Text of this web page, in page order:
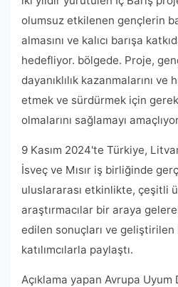
olumsuz etkilenen gençlerin
almasını ve kalıcı barışa
hedefliyor. bölgede. Proje,
dayanıklılık kazanmalarını
etmek ve sürdürmek için
olmalarını sağlamayı
9 Kasım 2024'te Türkiye,
İsveç ve Mısır iş birliğinde
uluslararası etkinlikte, çeşitli
araştırmacılar bir araya
edilen sonuçları ve geliştirilen
katılımcılarla paylaştı.
Açıklama yapan Avrupa Uyum